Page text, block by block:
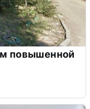
повышенной